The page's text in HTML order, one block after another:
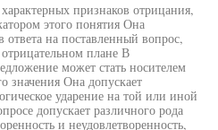
признаков отрицания,
этого понятия Она
ответа на поставленный вопрос,
плане В
может стать носителем
значения Она допускает
ударение на той или иной
допускает различного рода
и неудовлетворенность,